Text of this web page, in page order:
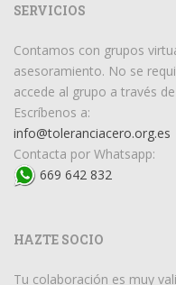
SERVICIOS
Contamos con grupos
asesoramiento. No se
accede al grupo a través
Escríbenos a:
info@toleranciacero.org.es
Contacta por Whatsapp:
669 642 832
HAZTE SOCIO
Tu colaboración es muy